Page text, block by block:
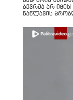
ბევრმა არ
ნაწლავის